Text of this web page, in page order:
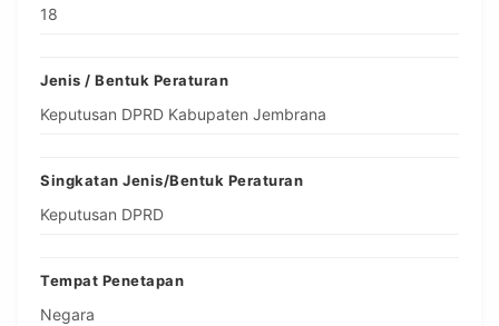
18
Jenis / Bentuk Peraturan
Keputusan DPRD Kabupaten Jembrana
Singkatan Jenis/Bentuk Peraturan
Keputusan DPRD
Tempat Penetapan
Negara